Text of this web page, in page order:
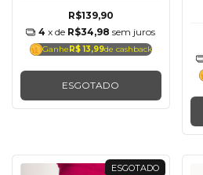
R$139,90
4 x de R$34,98 sem juros
GanheR$ 13,99de cashback
ESGOTADO
ESGOTADO